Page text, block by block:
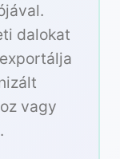
dalokat
vagy